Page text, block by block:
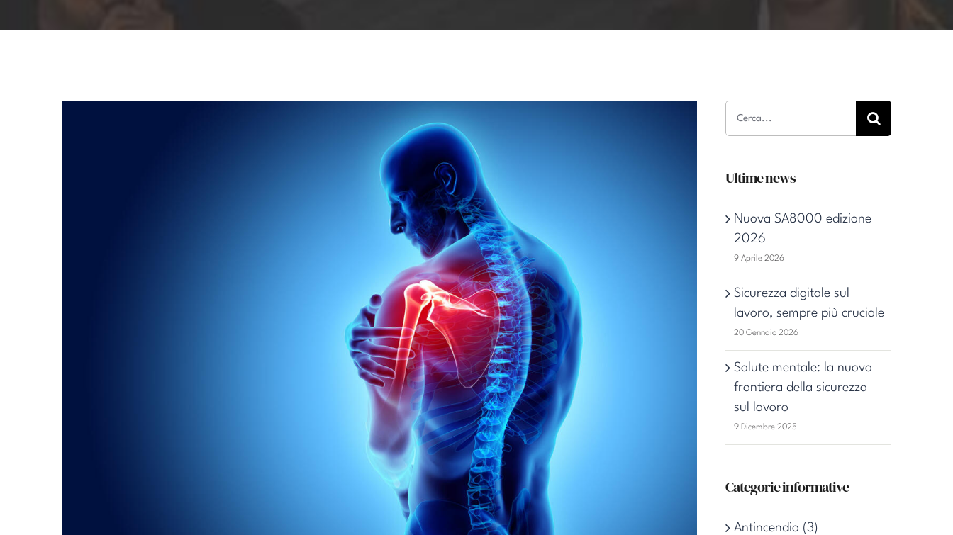
Ultime news
Nuova SA8000 edizione
2026
9 Aprile 2026
Sicurezza digitale sul
lavoro, sempre più cruciale
20 Gennaio 2026
Salute mentale: la nuova
frontiera della sicurezza
sul lavoro
9 Dicembre 2025
Categorie informative
Antincendio (3)